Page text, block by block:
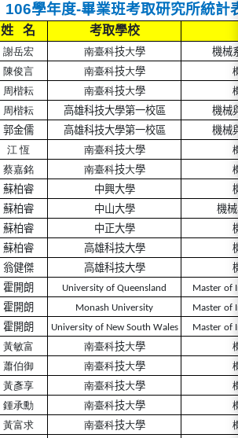
106學年度-畢業班考取研究所統計
姓 名 考取學校
謝岳宏 南臺科技大學
機械
陳俊言 南臺科技大學
周楷耘 南臺科技大學
周楷耘 高雄科技大學第一校區
機械
郭金儒 高雄科技大學第一校區
機械
江 恆 南臺科技大學
蔡嘉銘 南臺科技大學
蘇柏睿 中興大學
蘇柏睿 中山大學
機
蘇柏睿 中正大學
蘇柏睿 高雄科技大學
翁健傑 高雄科技大學
霍開朗 University of Queensland Master of
霍開朗 Monash University Master of
霍開朗 University of New South Wales Master of
黃敏富 南臺科技大學
蕭伯御 南臺科技大學
黃彥享 南臺科技大學
鍾承勳 南臺科技大學
黃富求 南臺科技大學